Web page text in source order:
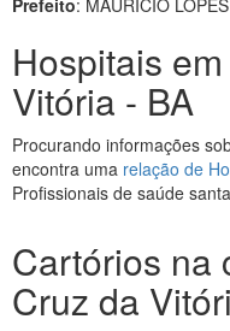
Prefeito: MAURÍCIO
Hospitais
Vitória - BA
Procurando informações
encontra uma relação de
Profissionais de saúde
Cartórios na
Cruz da